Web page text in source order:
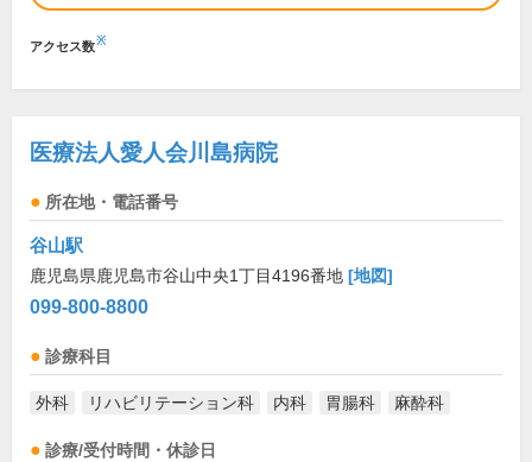
アクセス数※
医療法人愛人会川島病院
所在地・電話番号
谷山駅
鹿児島県鹿児島市谷山中央1丁目4196番地 [地図]
099-800-8800
診療科目
外科 リハビリテーション科 内科 胃腸科 麻酔科
診療/受付時間・休診日